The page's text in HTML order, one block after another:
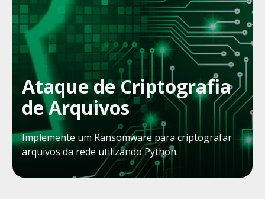
Ataque de Criptografia
de Arquivos
Implemente um Ransomware para criptografar
arquivos da rede utilizando Python.